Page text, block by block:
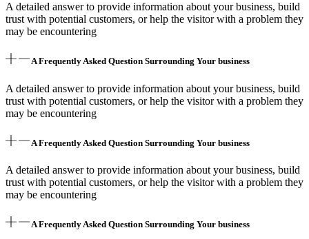
A detailed answer to provide information about your business, build
trust with potential customers, or help the visitor with a problem they
may be encountering
A Frequently Asked Question Surrounding Your business
A detailed answer to provide information about your business, build
trust with potential customers, or help the visitor with a problem they
may be encountering
A Frequently Asked Question Surrounding Your business
A detailed answer to provide information about your business, build
trust with potential customers, or help the visitor with a problem they
may be encountering
A Frequently Asked Question Surrounding Your business